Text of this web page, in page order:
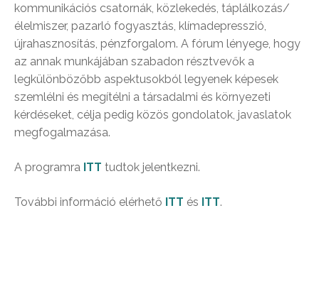
kommunikációs csatornák, közlekedés, táplálkozás/
élelmiszer, pazarló fogyasztás, klímadepresszió,
újrahasznosítás, pénzforgalom. A fórum lényege, hogy
az annak munkájában szabadon résztvevők a
legkülönbözőbb aspektusokból legyenek képesek
szemlélni és megítélni a társadalmi és környezeti
kérdéseket, célja pedig közös gondolatok, javaslatok
megfogalmazása.
A programra ITT tudtok jelentkezni.
További információ elérhető ITT és ITT.